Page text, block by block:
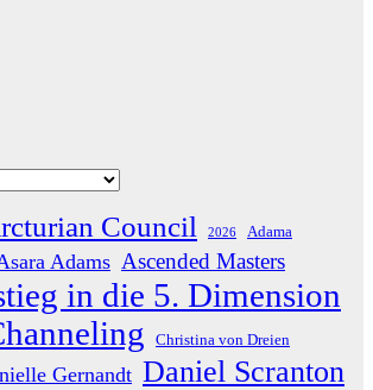
Council 2026 Adama
Adams Ascended Masters
in die 5. Dimension
Christina von Dreien
Gernandt Daniel Scranton